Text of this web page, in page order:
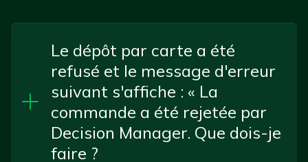
Le dépôt par carte a été
refusé et le message d'erreur
suivant s'affiche : « La
commande a été rejetée par
Decision Manager. Que dois-je
faire ?